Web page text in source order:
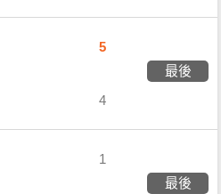
5
最後
4
1
最後